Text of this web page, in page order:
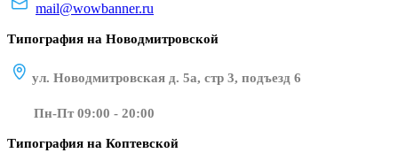
mail@wowbanner.ru
Типография на Новодмитровской
ул. Новодмитровская д. 5а, стр 3, подъезд 6
Пн-Пт 09:00 - 20:00
Типография на Коптевской